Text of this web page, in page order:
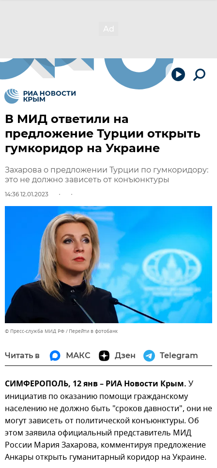
В МИД ответили на
предложение Турции открыть
гумкоридор на Украине
Захарова о предложении Турции по гумкоридору:
это не должно зависеть от конъюнктуры
14:36 12.01.2023
© Пресс-служба МИД РФ Перейти в фотобанк
Читать в МАКС Дзен Telegram
СИМФЕРОПОЛЬ, 12 янв – РИА Новости Крым. У
инициатив по оказанию помощи гражданскому
населению не должно быть "сроков давности", они не
могут зависеть от политической конъюнктуры. Об
этом заявила официальный представитель МИД
России Мария Захарова, комментируя предложение
Анкары открыть гуманитарный коридор на Украине.